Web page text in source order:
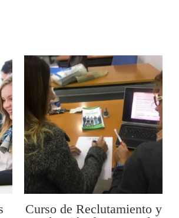
Curso de Reclutamiento y